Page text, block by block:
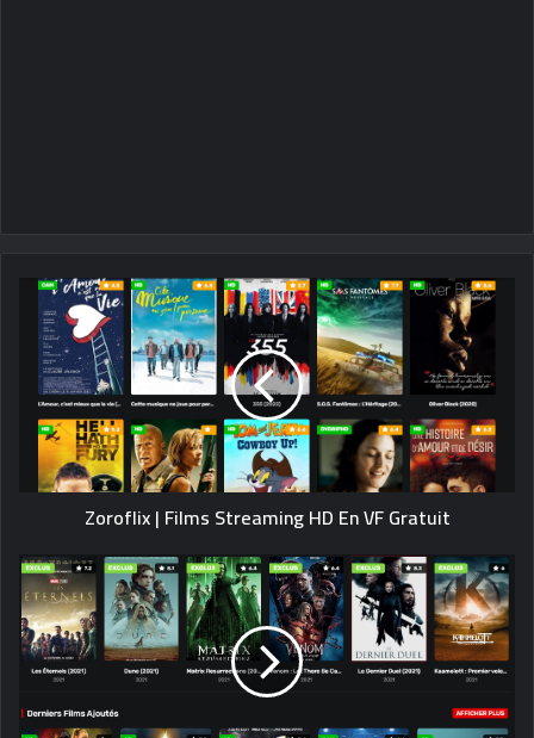
Zoroflix | Films Streaming HD En VF Gratuit